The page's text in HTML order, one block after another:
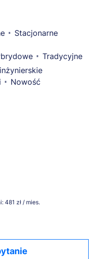
Stacjonarne
Tradycyjne
Nowość
481 zł / mies.